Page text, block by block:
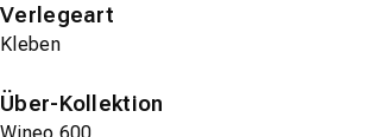
Verlegeart
Kleben
Über-Kollektion